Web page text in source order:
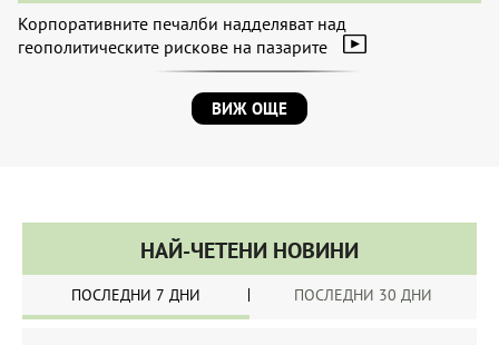
Корпоративните печалби надделяват над
геополитическите рискове на пазарите
ВИЖ ОЩЕ
НАЙ-ЧЕТЕНИ НОВИНИ
ПОСЛЕДНИ 7 ДНИ ПОСЛЕДНИ 30 ДНИ